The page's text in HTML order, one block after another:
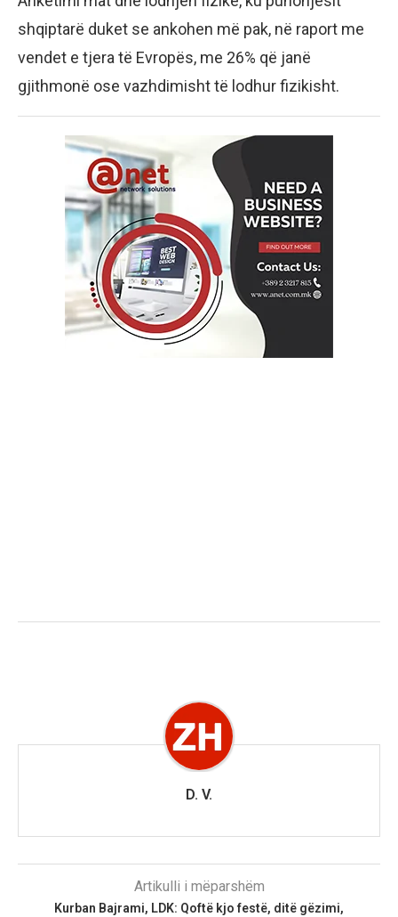
shqiptarë duket se ankohen më pak, në raport me
vendet e tjera të Evropës, me 26% që janë
gjithmonë ose vazhdimisht të lodhur fizikisht.
D. V.
Artikulli i mëparshëm
Kurban Bajrami, LDK: Qoftë kjo festë, ditë gëzimi,